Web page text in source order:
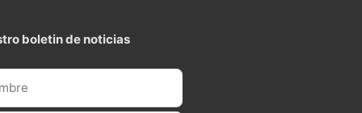
boletin de noticias